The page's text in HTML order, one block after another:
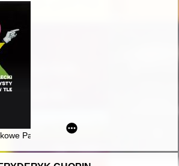
Pawła Kleckiego wobec europejskiej